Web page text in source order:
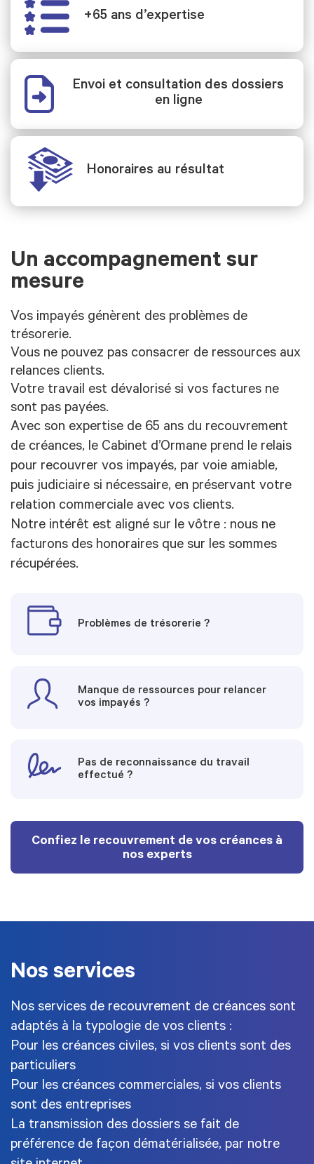
+65 ans d’expertise
Envoi et consultation des dossiers
en ligne
Honoraires au résultat
Un accompagnement sur
mesure
Vos impayés génèrent des problèmes de
trésorerie.
Vous ne pouvez pas consacrer de ressources aux
relances clients.
Votre travail est dévalorisé si vos factures ne
sont pas payées.
Avec son expertise de 65 ans du recouvrement
de créances, le Cabinet d’Ormane prend le relais
pour recouvrer vos impayés, par voie amiable,
puis judiciaire si nécessaire, en préservant votre
relation commerciale avec vos clients.
Notre intérêt est aligné sur le vôtre : nous ne
facturons des honoraires que sur les sommes
récupérées.
Problèmes de trésorerie ?
Manque de ressources pour relancer
vos impayés ?
Pas de reconnaissance du travail
effectué ?
Confiez le recouvrement de vos créances à
nos experts
Nos services
Nos services de recouvrement de créances sont
adaptés à la typologie de vos clients :
Pour les créances civiles, si vos clients sont des
particuliers
Pour les créances commerciales, si vos clients
sont des entreprises
La transmission des dossiers se fait de
préférence de façon dématérialisée, par notre